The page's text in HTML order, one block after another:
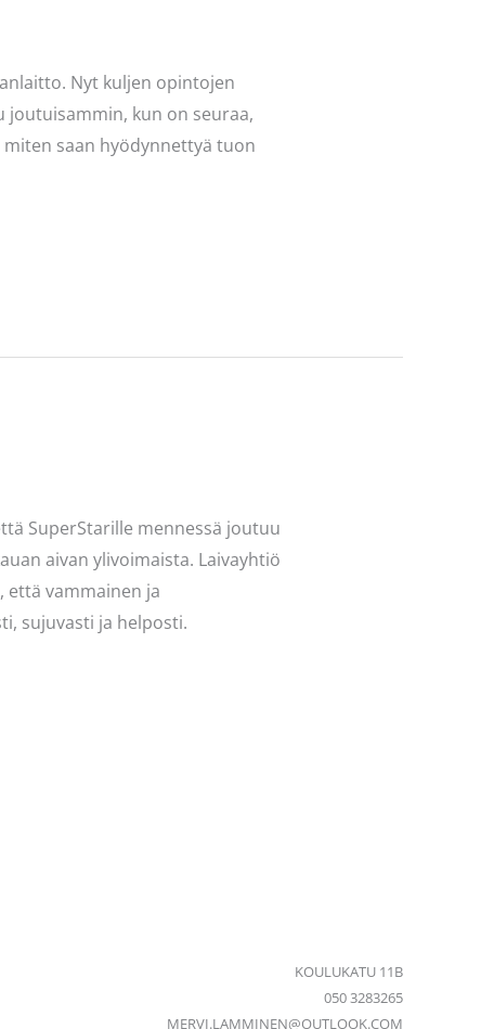
Nyt kuljen opintojen
joutuisammin, kun on seuraa,
saan hyödynnettyä tuon
SuperStarille mennessä joutuu
aivan ylivoimaista. Laivayhtiö
että vammainen ja
sujuvasti ja helposti.
KOULUKATU 11B
050 3283265
MERVI.LAMMINEN@OUTLOOK.COM